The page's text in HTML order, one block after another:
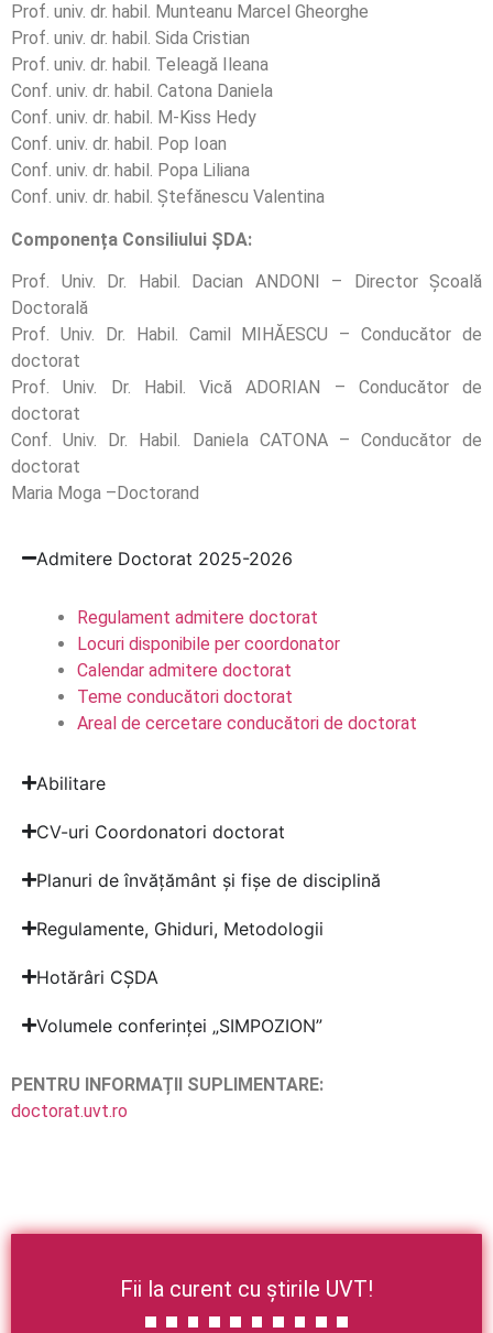
Prof. univ. dr. habil. Munteanu Marcel Gheorghe
Prof. univ. dr. habil. Sida Cristian
Prof. univ. dr. habil. Teleagă Ileana
Conf. univ. dr. habil. Catona Daniela
Conf. univ. dr. habil. M-Kiss Hedy
Conf. univ. dr. habil. Pop Ioan
Conf. univ. dr. habil. Popa Liliana
Conf. univ. dr. habil. Ștefănescu Valentina
Componența Consiliului ȘDA:
Prof. Univ. Dr. Habil. Dacian ANDONI
– Director Școală
Doctorală
Prof. Univ. Dr.
Habil. Camil MIHĂESCU – Conducător de
doctorat
Prof. Univ. Dr.
Habil. Vică ADORIAN – Conducător de
doctorat
Conf. Univ. Dr.
Habil. Daniela CATONA – Conducător de
doctorat
Maria Moga – Doctorand
Admitere Doctorat 2025-2026
Regulament admitere doctorat
Locuri disponibile per coordonator
Calendar admitere doctorat
Teme conducători doctorat
Areal de cercetare conducători de doctorat
Abilitare
CV-uri Coordonatori doctorat
Planuri de învățământ și fișe de disciplină
Regulamente, Ghiduri, Metodologii
Hotărâri CȘDA
Volumele conferinței „SIMPOZION”
PENTRU INFORMAȚII SUPLIMENTARE:
doctorat.uvt.ro
Fii la curent cu știrile UVT!